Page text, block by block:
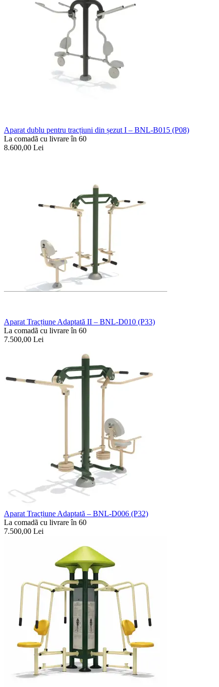
Aparat dublu pentru tracțiuni din șezut I – BNL-B015 (P08)
La comadã cu livrare în 60
8.600,00 Lei
Aparat Tracțiune Adaptată II – BNL-D010 (P33)
La comadã cu livrare în 60
7.500,00 Lei
Aparat Tracțiune Adaptată – BNL-D006 (P32)
La comadã cu livrare în 60
7.500,00 Lei